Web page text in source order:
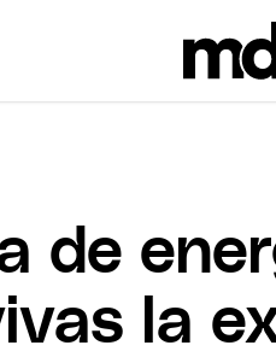
de
la